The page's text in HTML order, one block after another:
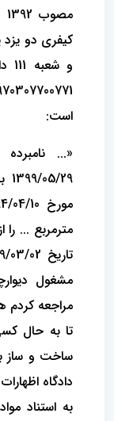
کیفری دو یزد
است:
«...
مترمربع ...
مشغول
مراجعه کردم
تا به حال
ساخت و ساز
دادگاه